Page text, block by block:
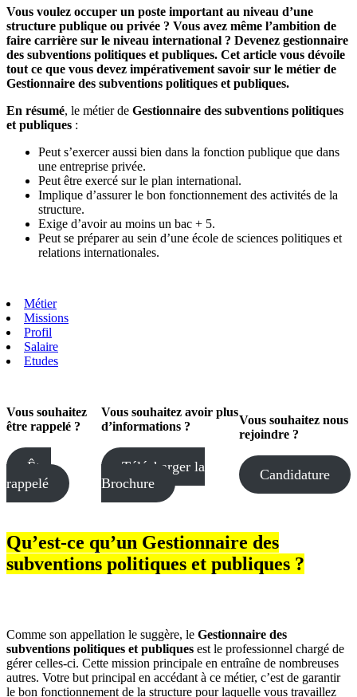
Vous voulez occuper un poste important au niveau d’une
structure publique ou privée ? Vous avez même l’ambition de
faire carrière sur le niveau international ? Devenez gestionnaire
des subventions politiques et publiques. Cet article vous dévoile
tout ce que vous devez impérativement savoir sur le métier de
Gestionnaire des subventions politiques et publiques.
En résumé, le métier de Gestionnaire des subventions politiques
et publiques :
Peut s’exercer aussi bien dans la fonction publique que dans
une entreprise privée.
Peut être exercé sur le plan international.
Implique d’assurer le bon fonctionnement des activités de la
structure.
Exige d’avoir au moins un bac + 5.
Peut se préparer au sein d’une école de sciences politiques et
relations internationales.
Métier
Missions
Profil
Salaire
Etudes
Vous souhaitez
être rappelé ?
Être
rappelé
Vous souhaitez avoir plus
d’informations ?
Télécharger la
Brochure
Vous souhaitez nous
rejoindre ?
Candidature
Qu’est-ce qu’un Gestionnaire des
subventions politiques et publiques ?
Comme son appellation le suggère, le Gestionnaire des
subventions politiques et publiques est le professionnel chargé de
gérer celles-ci. Cette mission principale en entraîne de nombreuses
autres. Votre but principal en accédant à ce métier, c’est de garantir
le bon fonctionnement de la structure pour laquelle vous travaillez